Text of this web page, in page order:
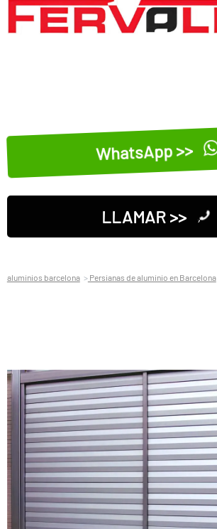
WhatsApp >>
LLAMAR >>
aluminios barcelona Persianas de aluminio en Barcelona